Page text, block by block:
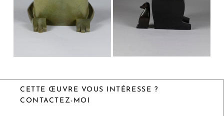
CETTE ŒUVRE VOUS INTÉRESSE ?
CONTACTEZ-MOI